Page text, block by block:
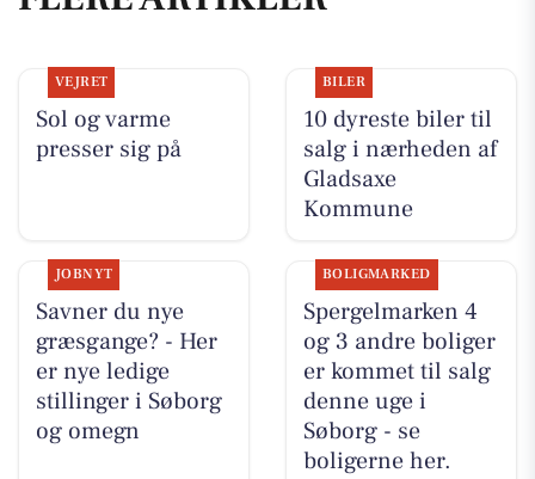
VEJRET
Sol og varme
presser sig på
BILER
10 dyreste biler til
salg i nærheden af
Gladsaxe
Kommune
JOBNYT
Savner du nye
græsgange? - Her
er nye ledige
stillinger i Søborg
og omegn
BOLIGMARKED
Spergelmarken 4
og 3 andre boliger
er kommet til salg
denne uge i
Søborg - se
boligerne her.